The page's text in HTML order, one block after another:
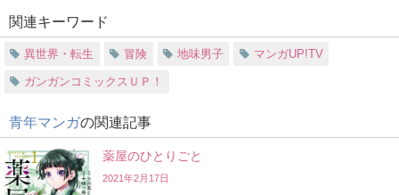
関連キーワード
異世界・転生 冒険 地味男子 マンガUP!TV
ガンガンコミックスＵＰ！
青年マンガの関連記事
薬屋のひとりごと
2021年2月17日